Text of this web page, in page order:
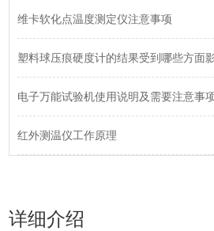
维卡软化点温度测定仪注意事项
塑料球压痕硬度计的结果受到哪些方面
电子万能试验机使用说明及需要注意事
红外测温仪工作原理
详细介绍